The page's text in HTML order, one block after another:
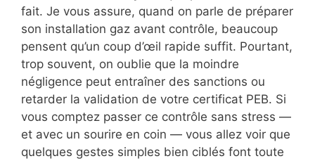
fait. Je vous assure, quand on parle de préparer
son installation gaz avant contrôle, beaucoup
pensent qu’un coup d’œil rapide suffit. Pourtant,
trop souvent, on oublie que la moindre
négligence peut entraîner des sanctions ou
retarder la validation de votre certificat PEB. Si
vous comptez passer ce contrôle sans stress —
et avec un sourire en coin — vous allez voir que
quelques gestes simples bien ciblés font toute